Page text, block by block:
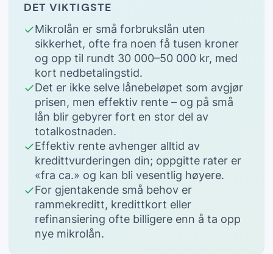
DET VIKTIGSTE
Mikrolån er små forbrukslån uten
sikkerhet, ofte fra noen få tusen kroner
og opp til rundt 30 000–50 000 kr, med
kort nedbetalingstid.
Det er ikke selve lånebeløpet som avgjør
prisen, men effektiv rente – og på små
lån blir gebyrer fort en stor del av
totalkostnaden.
Effektiv rente avhenger alltid av
kredittvurderingen din; oppgitte rater er
«fra ca.» og kan bli vesentlig høyere.
For gjentakende små behov er
rammekreditt, kredittkort eller
refinansiering ofte billigere enn å ta opp
nye mikrolån.